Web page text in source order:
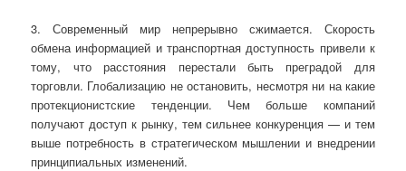
3. Современный мир непрерывно сжимается. Скорость
обмена информацией и транспортная доступность привели к
тому, что расстояния перестали быть преградой для
торговли. Глобализацию не остановить, несмотря ни на какие
протекционистские тенденции. Чем больше компаний
получают доступ к рынку, тем сильнее конкуренция — и тем
выше потребность в стратегическом мышлении и внедрении
принципиальных изменений.